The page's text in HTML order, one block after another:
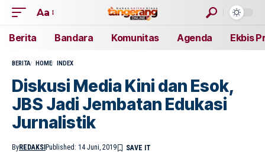
Aa
Berita Bandara Komunitas Agenda Ekbis
BERITA HOME INDEX
Diskusi Media Kini dan Esok,
JBS Jadi Jembatan Edukasi
Jurnalistik
ByREDAKSI Published: 14 Juni, 2019